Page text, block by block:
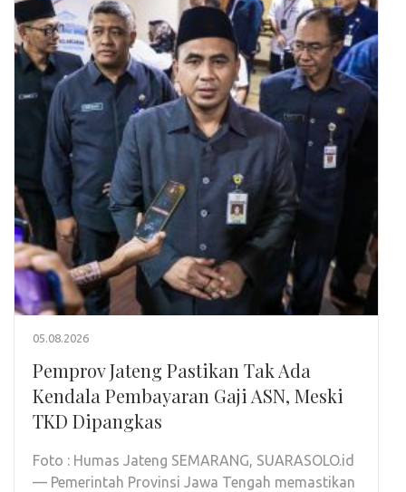
05.08.2026
Pemprov Jateng Pastikan Tak Ada
Kendala Pembayaran Gaji ASN, Meski
TKD Dipangkas
Foto : Humas Jateng SEMARANG, SUARASOLO.id
— Pemerintah Provinsi Jawa Tengah memastikan